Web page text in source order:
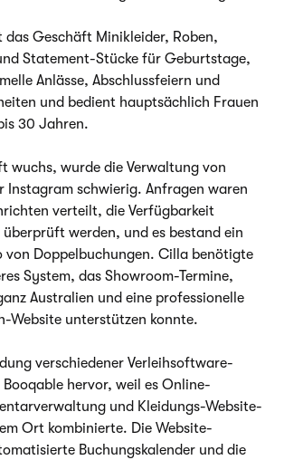
das Geschäft Minikleider, Roben,
Statement-Stücke für Geburtstage,
Anlässe, Abschlussfeiern und
und bedient hauptsächlich Frauen
30 Jahren.
wuchs, wurde die Verwaltung von
Instagram schwierig. Anfragen waren
verteilt, die Verfügbarkeit
überprüft werden, und es bestand ein
von Doppelbuchungen. Cilla benötigte
System, das Showroom-Termine,
Australien und eine professionelle
Website unterstützen konnte.
verschiedener Verleihsoftware-
hervor, weil es Online-
und Kleidungs-Website-
Ort kombinierte. Die Website-
Buchungskalender und die